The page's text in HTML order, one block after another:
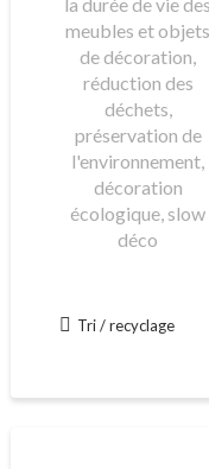
Tri / recyclage